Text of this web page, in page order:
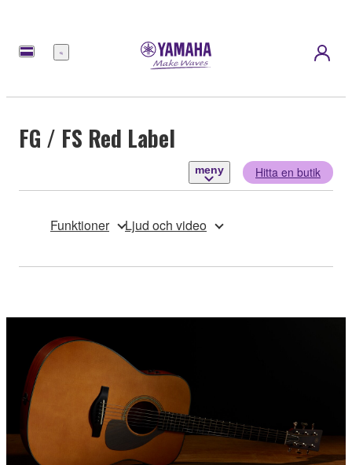
meny
FG / FS Red Label
meny Hitta en butik
Funktioner Ljud och video